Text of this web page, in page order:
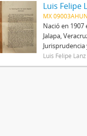
Luis Felipe
MX
Nació en
Jalapa,
Luis Felipe